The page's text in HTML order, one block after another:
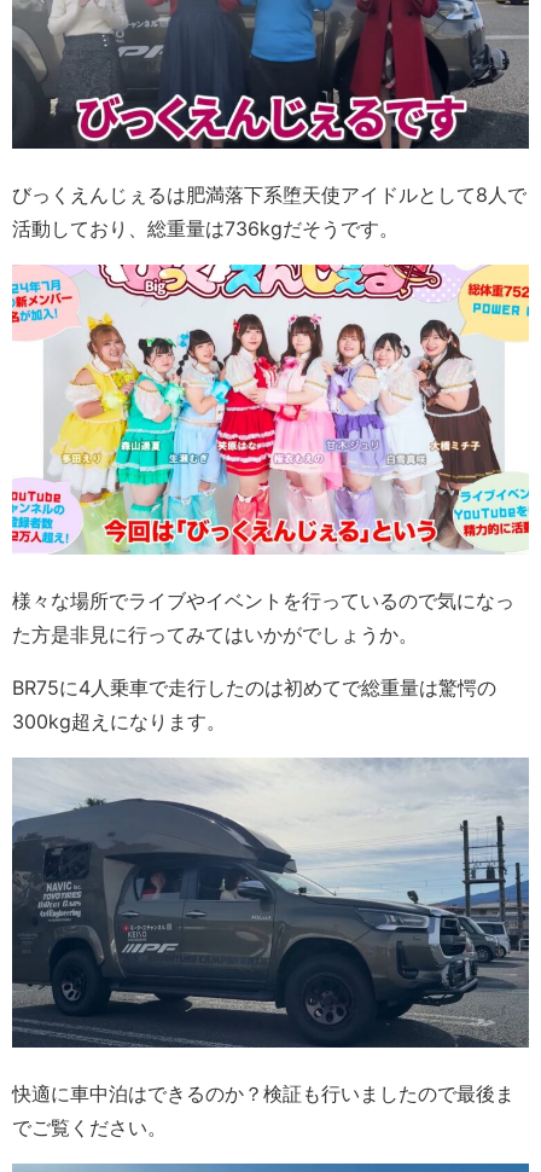
びっくえんじぇるは肥満落下系堕天使アイドルとして8人で
活動しており、総重量は736kgだそうです。
様々な場所でライブやイベントを行っているので気になっ
た方是非見に行ってみてはいかがでしょうか。
BR75に4人乗車で走行したのは初めてで総重量は驚愕の
300kg超えになります。
快適に車中泊はできるのか？検証も行いましたので最後ま
でご覧ください。